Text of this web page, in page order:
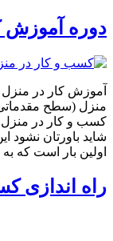
دوره آموزش
آموزش کار در
منزل (سطح
کسب و کار در منزل
شاید باورتان نشود
اولین بار است که
راه اندازی